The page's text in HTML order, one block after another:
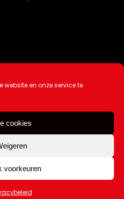
website en onze service te
cookies
voorkeuren
Hosting doorAtSea
Ons |Tip de redactie
2003-2026